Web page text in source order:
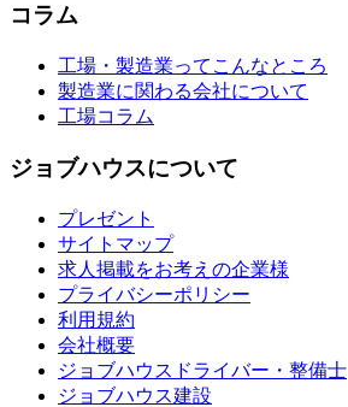
コラム
工場・製造業ってこんなところ
製造業に関わる会社について
工場コラム
ジョブハウスについて
プレゼント
サイトマップ
求人掲載をお考えの企業様
プライバシーポリシー
利用規約
会社概要
ジョブハウスドライバー・整備士
ジョブハウス建設